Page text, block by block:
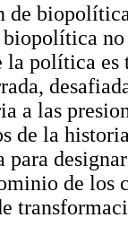
de
la política
a las
de la
de